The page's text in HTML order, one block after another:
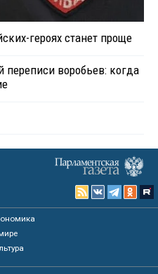
героях станет проще
переписи воробьев: когда